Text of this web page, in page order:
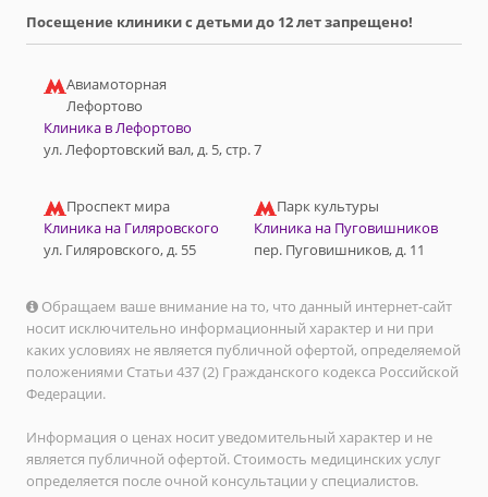
Посещение клиники с детьми до 12 лет запрещено!
Авиамоторная
Лефортово
Клиника в Лефортово
ул. Лефортовский вал, д. 5, стр. 7
Проспект мира
Клиника на Гиляровского
ул. Гиляровского, д. 55
Парк культуры
Клиника на Пуговишников
пер. Пуговишников, д. 11
Обращаем ваше внимание на то, что данный интернет-сайт
носит исключительно информационный характер и ни при
каких условиях не является публичной офертой, определяемой
положениями Статьи 437 (2) Гражданского кодекса Российской
Федерации.
Информация о ценах носит уведомительный характер и не
является публичной офертой. Стоимость медицинских услуг
определяется после очной консультации у специалистов.